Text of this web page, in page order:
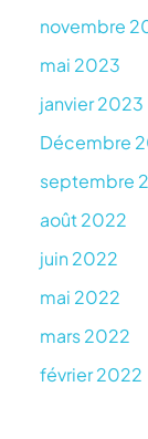
novembre
mai 2023
janvier 2023
Décembre
septembre
août 2022
juin 2022
mai 2022
mars 2022
février 2022